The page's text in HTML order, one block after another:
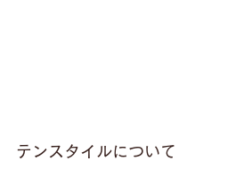
テンスタイルについて